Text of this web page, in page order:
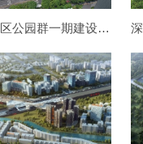
罗山片区公园群一期建设工程项目